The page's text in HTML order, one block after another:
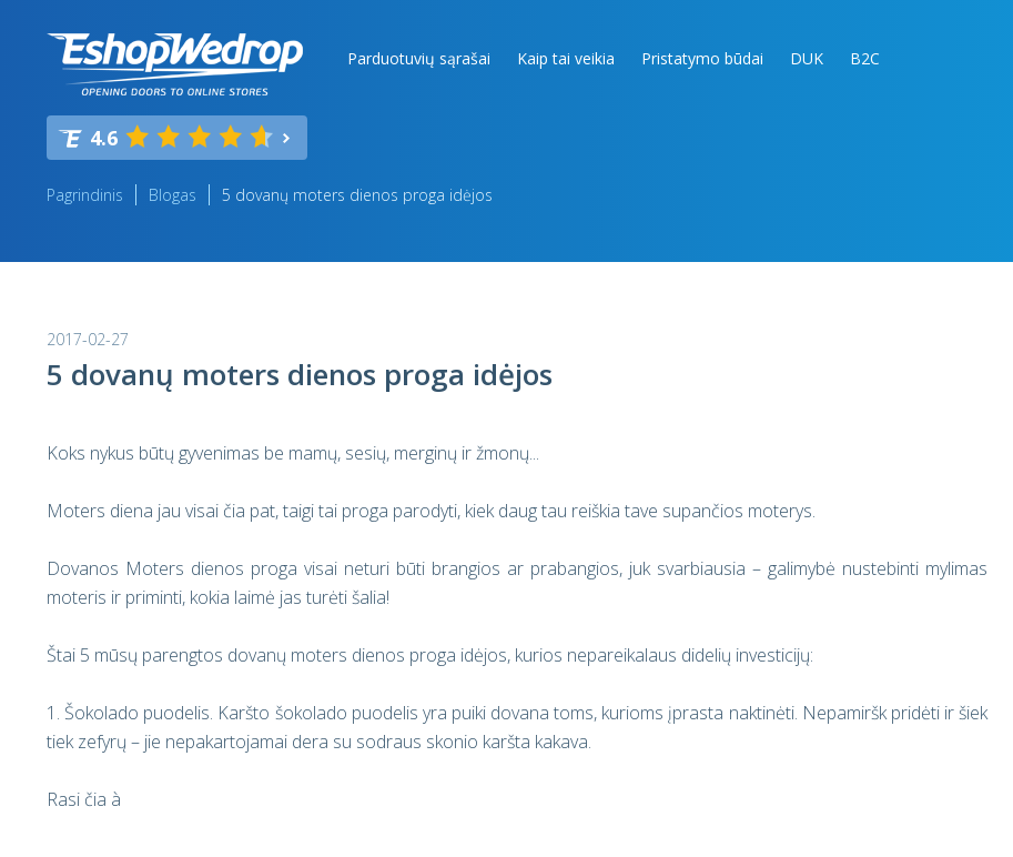
Parduotuvių sąrašai Kaip tai veikia Pristatymo būdai DUK B2C
4.6
Pagrindinis Blogas 5 dovanų moters dienos proga idėjos
2017-02-27
5 dovanų moters dienos proga idėjos
Koks nykus būtų gyvenimas be mamų, sesių, merginų ir žmonų...
Moters diena jau visai čia pat, taigi tai proga parodyti, kiek daug tau reiškia tave supančios moterys.
Dovanos Moters dienos proga visai neturi būti brangios ar prabangios, juk svarbiausia – galimybė nustebinti mylimas
moteris ir priminti, kokia laimė jas turėti šalia!
Štai 5 mūsų parengtos dovanų moters dienos proga idėjos, kurios nepareikalaus didelių investicijų:
1. Šokolado puodelis. Karšto šokolado puodelis yra puiki dovana toms, kurioms įprasta naktinėti. Nepamiršk pridėti ir šiek
tiek zefyrų – jie nepakartojamai dera su sodraus skonio karšta kakava.
Rasi čia à